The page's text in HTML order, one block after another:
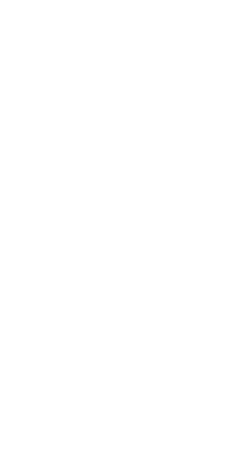
ein Antrag auf
die ihren
unserer
dass er oder sie möglichst
Jobcentern in den